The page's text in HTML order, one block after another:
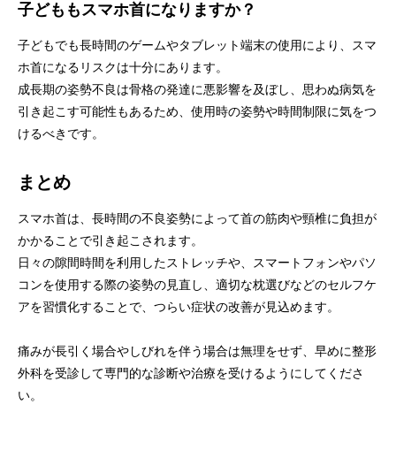
子どももスマホ首になりますか？
子どもでも長時間のゲームやタブレット端末の使用により、スマ
ホ首になるリスクは十分にあります。
成長期の姿勢不良は骨格の発達に悪影響を及ぼし、思わぬ病気を
引き起こす可能性もあるため、使用時の姿勢や時間制限に気をつ
けるべきです。
まとめ
スマホ首は、長時間の不良姿勢によって首の筋肉や頸椎に負担が
かかることで引き起こされます。
日々の隙間時間を利用したストレッチや、スマートフォンやパソ
コンを使用する際の姿勢の見直し、適切な枕選びなどのセルフケ
アを習慣化することで、つらい症状の改善が見込めます。
痛みが長引く場合やしびれを伴う場合は無理をせず、早めに整形
外科を受診して専門的な診断や治療を受けるようにしてくださ
い。